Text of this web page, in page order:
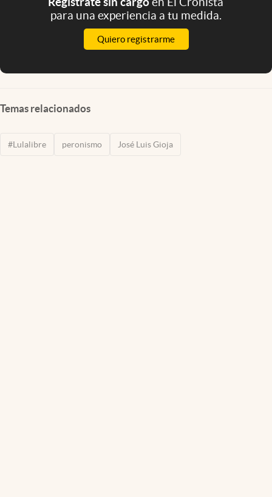
para una experiencia a tu medida.
Quiero registrarme
Temas relacionados
#Lulalibre peronismo José Luis Gioja